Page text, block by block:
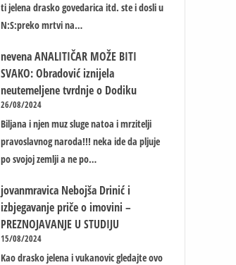
ti jelena drasko govedarica itd. ste i dosli u
N:S:preko mrtvi na…
nevena ANALITIČAR MOŽE BITI
SVAKO: Obradović iznijela
neutemeljene tvrdnje o Dodiku
26/08/2024
Biljana i njen muz sluge natoa i mrzitelji
pravoslavnog naroda!!! neka ide da pljuje
po svojoj zemlji a ne po…
jovanmravica Nebojša Drinić i
izbjegavanje priče o imovini –
PREZNOJAVANJE U STUDIJU
15/08/2024
Kao drasko jelena i vukanovic gledajte ovo